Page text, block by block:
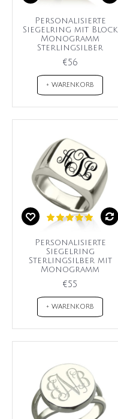
Personalisierte
Siegelring mit Block
Monogramm
Sterlingsilber
€56
+ WARENKORB
Personalisierte
Siegelring
Sterlingsilber mit
Monogramm
€55
+ WARENKORB